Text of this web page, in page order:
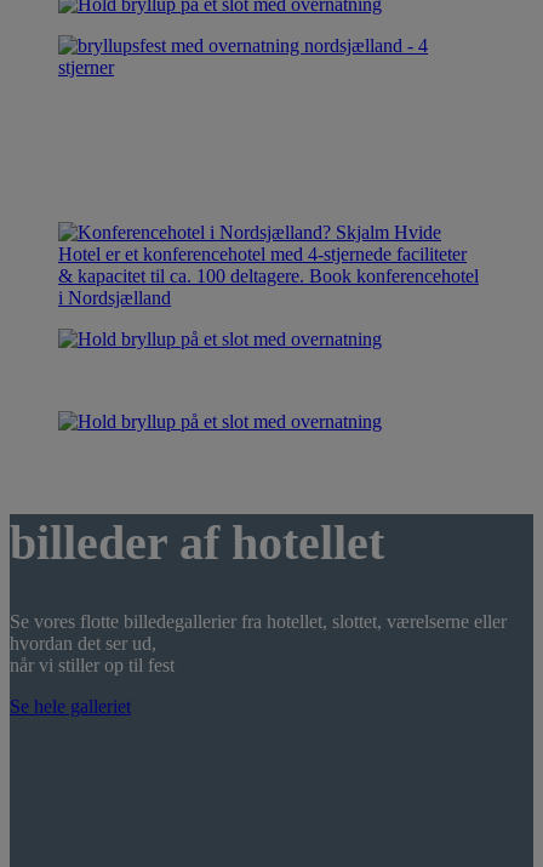
billeder af hotellet
Se vores flotte billedegallerier fra hotellet, slottet, værelserne eller
hvordan det ser ud,
når vi stiller op til fest
Se hele galleriet